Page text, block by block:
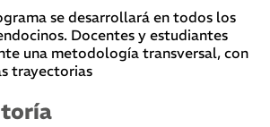
se desarrollará en todos los
Docentes y estudiantes
una metodología transversal, con
trayectorias